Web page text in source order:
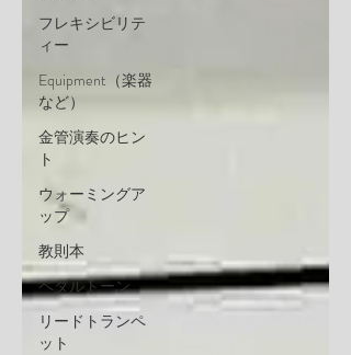
フレキシビリテ
ィー
Equipment（楽器
など）
金管演奏のヒン
ト
ウォーミングア
ップ
教則本
ペダルトーン
リードトランペ
ット